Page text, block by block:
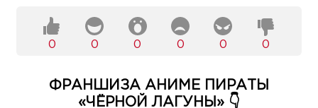
0 0 0 0 0 0
ФРАНШИЗА АНИМЕ ПИРАТЫ
«ЧЁРНОЙ ЛАГУНЫ» 👇